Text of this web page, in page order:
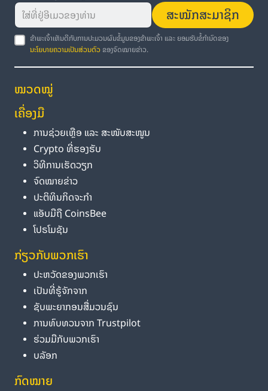
ສະໝັກສະມາຊິກ
ຂ້າພະເຈົ້າເຫັນດີກັບການປະມວນຜົນຂໍ້ມູນຂອງຂ້າພະເຈົ້າ ແລະ ຍອມຮັບຂໍ້ກຳນົດຂອງ
ນະໂຍບາຍຄວາມເປັນສ່ວນຕົວ ຂອງຈົດໝາຍຂ່າວ.
ໝວດໝູ່
ເຄື່ອງມື
ການຊ່ວຍເຫຼືອ ແລະ ສະໜັບສະໜູນ
Crypto ທີ່ຮອງຮັບ
ວິທີການເຮັດວຽກ
ຈົດໝາຍຂ່າວ
ປະຕິທິນກິດຈະກຳ
ແອັບມືຖື CoinsBee
ໂປຣໂມຊັນ
ກ່ຽວກັບພວກເຮົາ
ປະຫວັດຂອງພວກເຮົາ
ເປັນທີ່ຮູ້ຈັກຈາກ
ຊັບພະຍາກອນສື່ມວນຊົນ
ການທົບທວນຈາກ Trustpilot
ຮ່ວມມືກັບພວກເຮົາ
ບລັອກ
ກົດໝາຍ